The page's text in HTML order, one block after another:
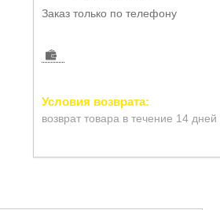
Заказ только по телефону
возврат товара в течение 14 дней